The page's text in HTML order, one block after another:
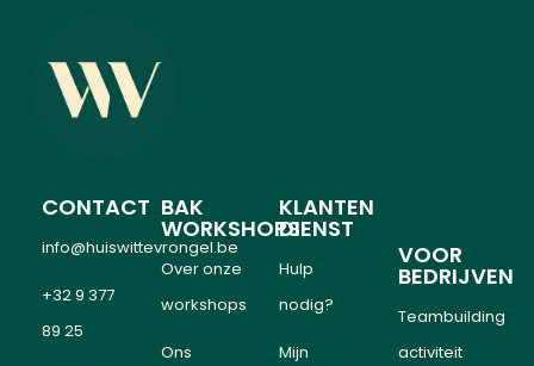
CONTACT
info@huiswittevrongel.be
+32 9 377
89 25
BAK
WORKSHOPS
Over onze
workshops
Ons
KLANTEN
DIENST
Hulp
nodig?
Mijn
VOOR
BEDRIJVEN
Teambuilding
activiteit